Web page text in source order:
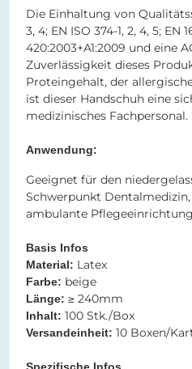
Die Einhaltung von
3, 4; EN ISO 374-1, 2, 4, 5; EN
420:2003+A1:2009 und eine
Zuverlässigkeit dieses
Proteingehalt, der
ist dieser Handschuh eine
medizinisches Fachpersonal.
Anwendung:
Geeignet für den
Schwerpunkt
ambulante
Basis Infos
Material: Latex
Farbe: beige
Länge: ≥ 240mm
Inhalt: 100 Stk./Box
Versandeinheit: 10 Boxen/